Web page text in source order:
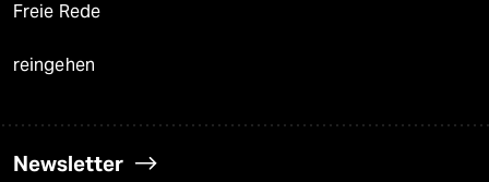
Freie Rede
reingehen
Newsletter